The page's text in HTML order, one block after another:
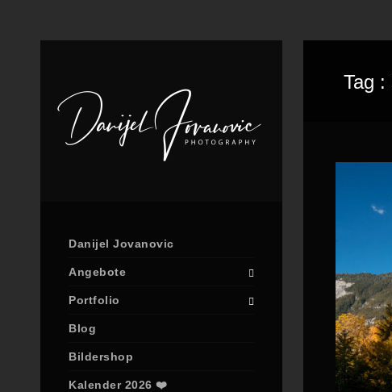
Danijel Jovanovic
Angebote
Portfolio
Blog
Bildershop
Kalender 2026 ❤️
Tag :